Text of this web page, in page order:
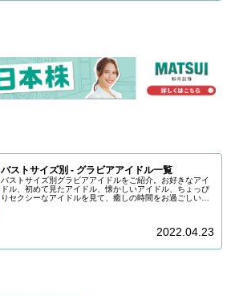
バストサイズ別 - グラビアアイドル一覧
バストサイズ別グラビアアイドルをご紹介。お好きなアイ
ドル、初めて見たアイドル、懐かしいアイドル、ちょっぴ
りセクシーなアイドルを見て、癒しの時間をお過ごしいた
2022.04.23